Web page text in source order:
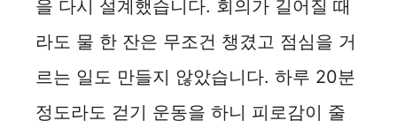
을 다시 설계했습니다. 회의가 길어질 때
라도 물 한 잔은 무조건 챙겼고 점심을 거
르는 일도 만들지 않았습니다. 하루 20분
정도라도 걷기 운동을 하니 피로감이 줄